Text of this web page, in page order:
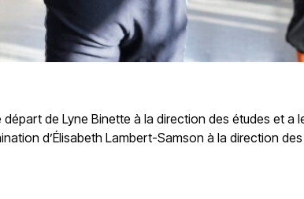
départ de Lyne Binette à la direction des études et
d’Élisabeth Lambert-Samson à la direction